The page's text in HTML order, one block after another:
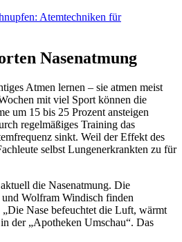
Atemtechniken für
Nasenatmung
Atmen lernen – sie atmen meist
mit viel Sport können die
um 15 bis 25 Prozent ansteigen
regelmäßiges Training das
sinkt. Weil der Effekt des
selbst Lungenerkrankten zu für
die Nasenatmung. Die
Wolfram Windisch finden
Nase befeuchtet die Luft, wärmt
der „Apotheken Umschau“. Das